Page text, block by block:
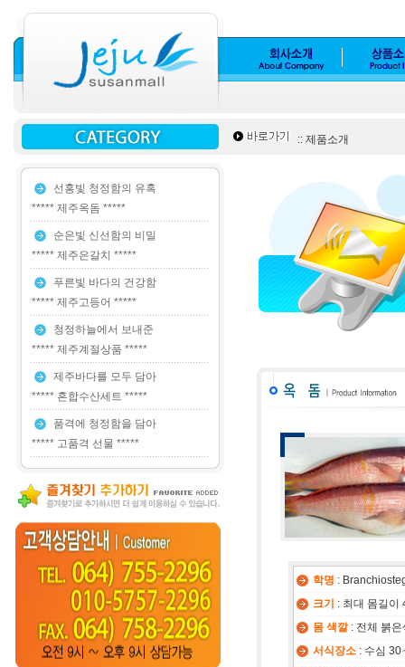
:: 제품소개
선홍빛 청정함의 유혹
***** 제주옥돔 *****
순은빛 신선함의 비밀
***** 제주은갈치 *****
푸른빛 바다의 건강함
***** 제주고등어 *****
청정하늘에서 보내준
***** 제주계절상품 *****
제주바다를 모두 담아
***** 혼합수산세트 *****
품격에 청정함을 담아
***** 고품격 선물 *****
학명 :
크기
: 최대 몸길이
몸 색깔: 전체 붉은
서식장소: 수심